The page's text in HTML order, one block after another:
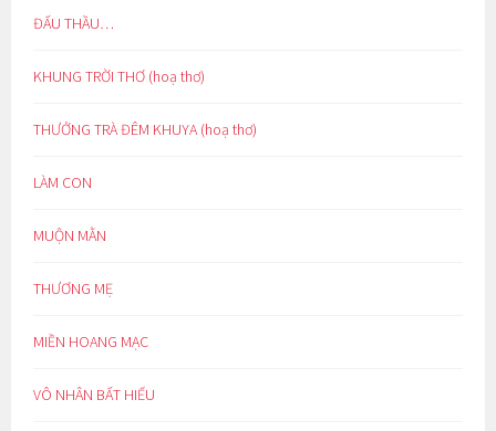
ĐẤU THẦU…
KHUNG TRỜI THƠ (hoạ thơ)
THƯỞNG TRÀ ĐÊM KHUYA (hoạ thơ)
LÀM CON
MUỘN MẰN
THƯƠNG MẸ
MIỀN HOANG MẠC
VÔ NHÂN BẤT HIẾU